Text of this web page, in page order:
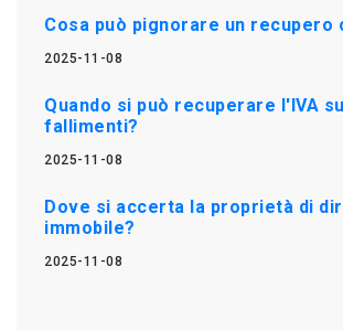
Cosa può pignorare un recupero
2025-11-08
Quando si può recuperare l'IVA
fallimenti?
2025-11-08
Dove si accerta la proprietà di
immobile?
2025-11-08